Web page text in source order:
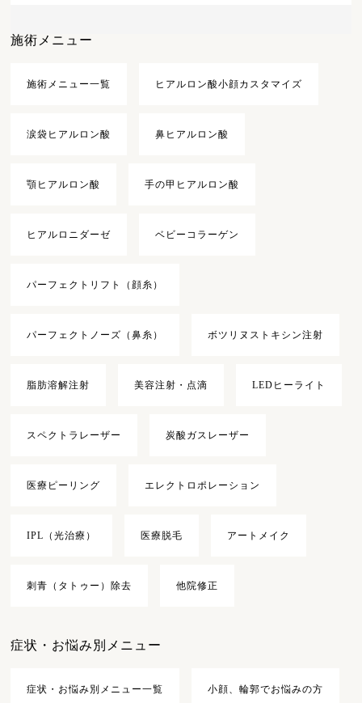
施術メニュー
施術メニュー一覧 ヒアルロン酸小顔カスタマイズ
涙袋ヒアルロン酸 鼻ヒアルロン酸
顎ヒアルロン酸 手の甲ヒアルロン酸
ヒアルロニダーゼ ベビーコラーゲン
パーフェクトリフト（顔糸）
パーフェクトノーズ（鼻糸） ボツリヌストキシン注射
脂肪溶解注射 美容注射・点滴 LEDヒーライト
スペクトラレーザー 炭酸ガスレーザー
医療ピーリング エレクトロポレーション
IPL（光治療） 医療脱毛 アートメイク
刺青（タトゥー）除去 他院修正
症状・お悩み別メニュー
症状・お悩み別メニュー一覧 小顔、輪郭でお悩みの方